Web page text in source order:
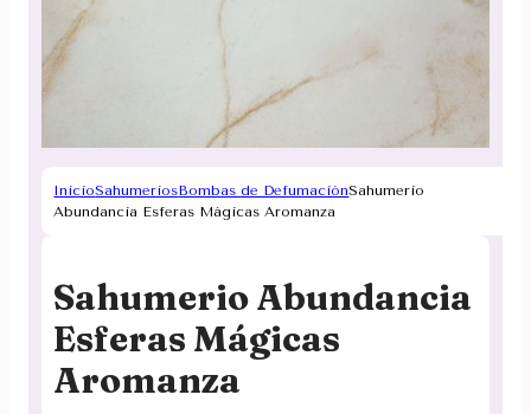
InicioSahumeriosBombas de DefumaciónSahumerio
Abundancia Esferas Mágicas Aromanza
Sahumerio Abundancia
Esferas Mágicas
Aromanza